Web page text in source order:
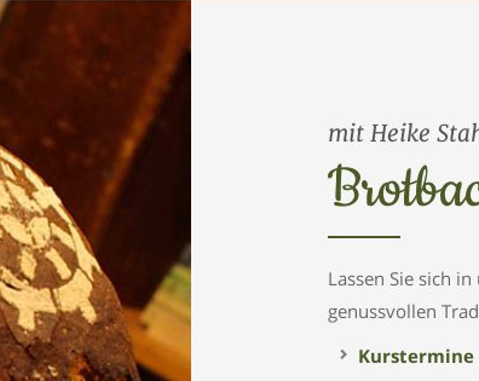
mit Heike
Lassen Sie sich
genussvollen
Kurstermine